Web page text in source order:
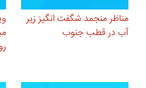
مناظر منجمد شگفت انگیز زیر
آب در قطب جنوب